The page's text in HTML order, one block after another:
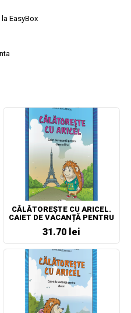
EasyBox
CĂLĂTOREȘTE CU ARICEL.
CAIET DE VACANȚĂ PENTRU
31.70 lei